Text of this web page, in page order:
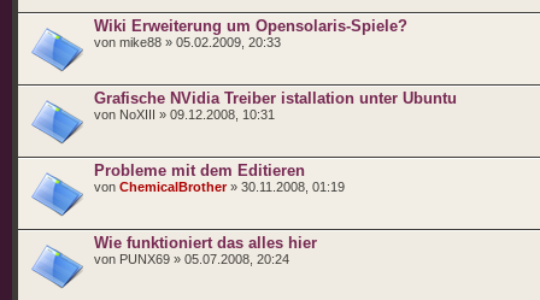
Wiki Erweiterung um Opensolaris-Spiele?
von mike88 » 05.02.2009, 20:33
Grafische NVidia Treiber istallation unter Ubuntu
von NoXIII » 09.12.2008, 10:31
Probleme mit dem Editieren
von ChemicalBrother» 30.11.2008, 01:19
Wie funktioniert das alles hier
von PUNX69 » 05.07.2008, 20:24